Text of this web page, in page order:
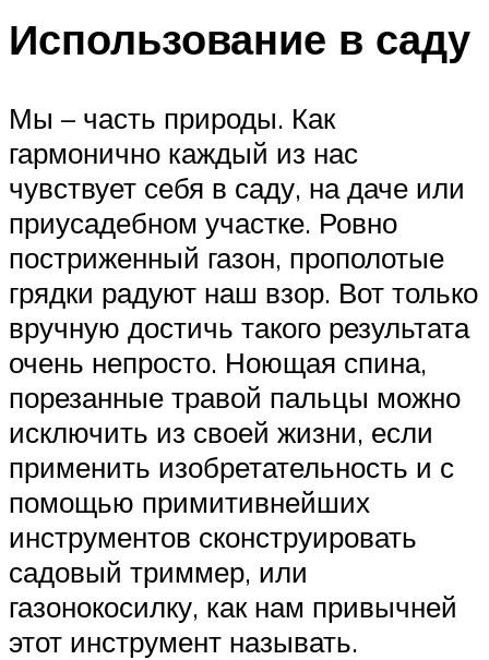
Использование в саду
Мы – часть природы. Как
гармонично каждый из нас
чувствует себя в саду, на даче или
приусадебном участке. Ровно
постриженный газон, прополотые
грядки радуют наш взор. Вот только
вручную достичь такого результата
очень непросто. Ноющая спина,
порезанные травой пальцы можно
исключить из своей жизни, если
применить изобретательность и с
помощью примитивнейших
инструментов сконструировать
садовый триммер, или
газонокосилку, как нам привычней
этот инструмент называть.